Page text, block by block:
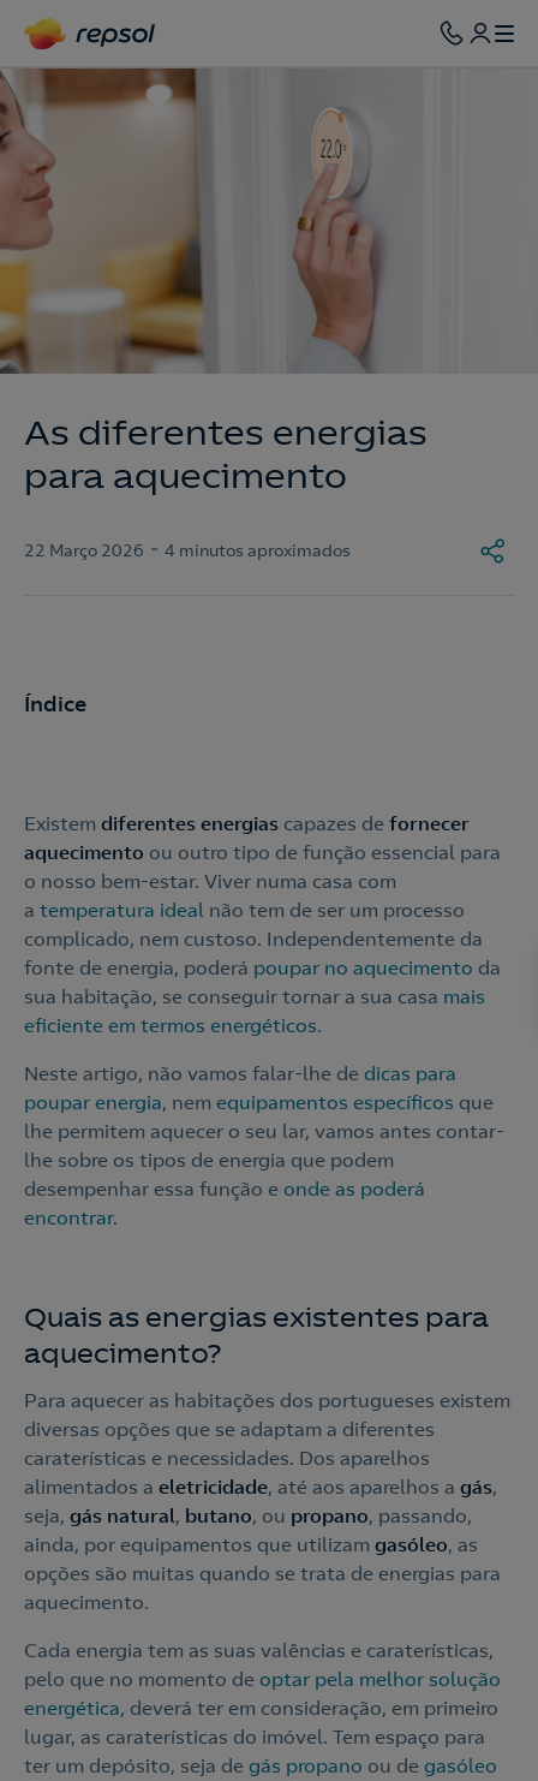
As diferentes energias
para aquecimento
22 Março 2026 - 4 minutos aproximados
Existem diferentes energias capazes de fornecer
aquecimento ou outro tipo de função essencial para
o nosso bem-estar. Viver numa casa com
a temperatura ideal não tem de ser um processo
complicado, nem custoso. Independentemente da
fonte de energia, poderá poupar no aquecimento da
sua habitação, se conseguir tornar a sua casa mais
eficiente em termos energéticos.
Neste artigo, não vamos falar-lhe de dicas para
poupar energia, nem equipamentos específicos que
lhe permitem aquecer o seu lar, vamos antes contar-
lhe sobre os tipos de energia que podem
desempenhar essa função e onde as poderá
encontrar.
Quais as energias existentes para
aquecimento?
Para aquecer as habitações dos portugueses existem
diversas opções que se adaptam a diferentes
caraterísticas e necessidades. Dos aparelhos
alimentados a eletricidade, até aos aparelhos a gás,
seja, gás natural, butano, ou propano, passando,
ainda, por equipamentos que utilizam gasóleo, as
opções são muitas quando se trata de energias para
aquecimento.
Cada energia tem as suas valências e caraterísticas,
pelo que no momento de optar pela melhor solução
energética, deverá ter em consideração, em primeiro
lugar, as caraterísticas do imóvel. Tem espaço para
ter um depósito, seja de gás propano ou de gasóleo
Índice